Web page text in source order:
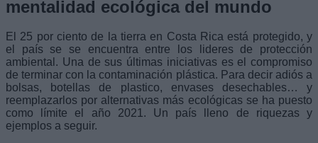
mentalidad ecológica del mundo
El 25 por ciento de la tierra en Costa Rica está protegido, y
el país se se encuentra entre los lideres de protección
ambiental. Una de sus últimas iniciativas es el compromiso
de terminar con la contaminación plástica. Para decir adiós a
bolsas, botellas de plastico, envases desechables… y
reemplazarlos por alternativas más ecológicas se ha puesto
como límite el año 2021. Un país lleno de riquezas y
ejemplos a seguir.